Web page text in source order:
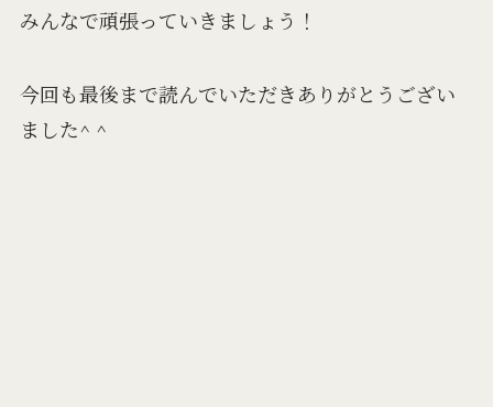
みんなで頑張っていきましょう！
今回も最後まで読んでいただきありがとうござい
ました^ ^